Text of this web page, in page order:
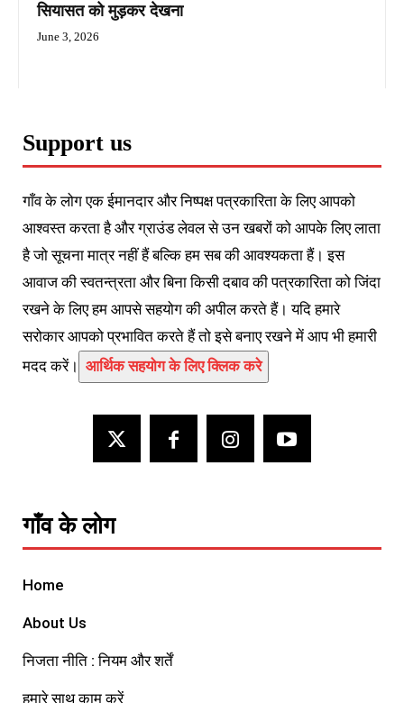
सियासत को मुड़कर देखना
June 3, 2026
Support us
गाँव के लोग एक ईमानदार और निष्पक्ष पत्रकारिता के लिए आपको
आश्वस्त करता है और ग्राउंड लेवल से उन खबरों को आपके लिए लाता
है जो सूचना मात्र नहीं हैं बल्कि हम सब की आवश्यकता हैं। इस
आवाज की स्वतन्त्रता और बिना किसी दबाव की पत्रकारिता को जिंदा
रखने के लिए हम आपसे सहयोग की अपील करते हैं। यदि हमारे
सरोकार आपको प्रभावित करते हैं तो इसे बनाए रखने में आप भी हमारी
मदद करें। आर्थिक सहयोग के लिए क्लिक करे
गाँव के लोग
Home
About Us
निजता नीति : नियम और शर्तें
हमारे साथ काम करें